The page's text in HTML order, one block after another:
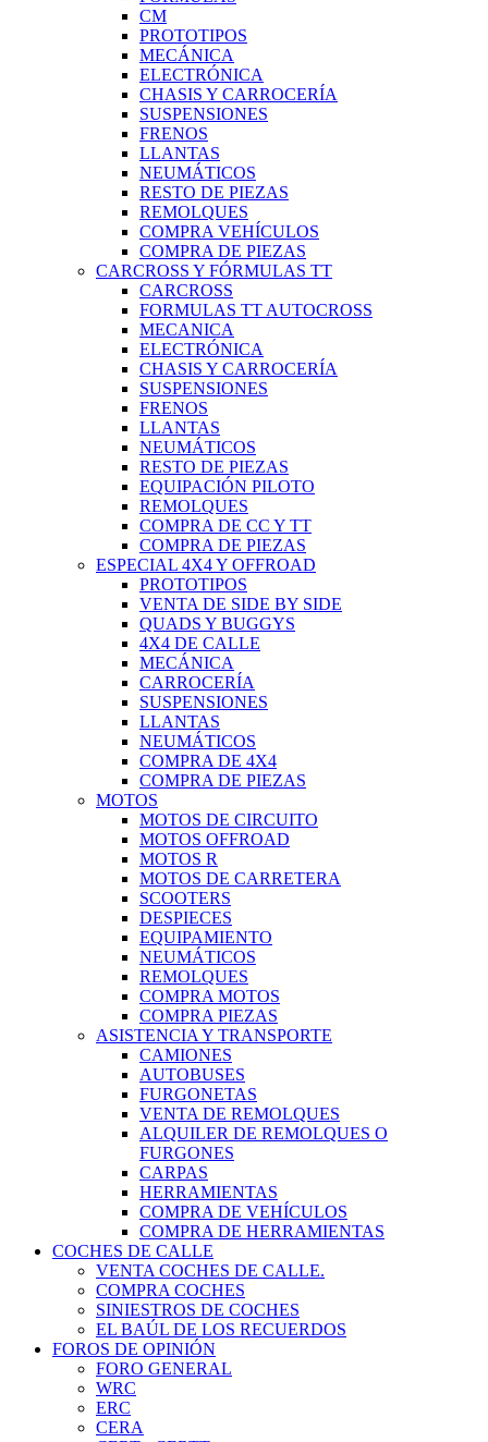
CM
PROTOTIPOS
MECÁNICA
ELECTRÓNICA
CHASIS Y CARROCERÍA
SUSPENSIONES
FRENOS
LLANTAS
NEUMÁTICOS
RESTO DE PIEZAS
REMOLQUES
COMPRA VEHÍCULOS
COMPRA DE PIEZAS
CARCROSS Y FÓRMULAS TT
CARCROSS
FORMULAS TT AUTOCROSS
MECANICA
ELECTRÓNICA
CHASIS Y CARROCERÍA
SUSPENSIONES
FRENOS
LLANTAS
NEUMÁTICOS
RESTO DE PIEZAS
EQUIPACIÓN PILOTO
REMOLQUES
COMPRA DE CC Y TT
COMPRA DE PIEZAS
ESPECIAL 4X4 Y OFFROAD
PROTOTIPOS
VENTA DE SIDE BY SIDE
QUADS Y BUGGYS
4X4 DE CALLE
MECÁNICA
CARROCERÍA
SUSPENSIONES
LLANTAS
NEUMÁTICOS
COMPRA DE 4X4
COMPRA DE PIEZAS
MOTOS
MOTOS DE CIRCUITO
MOTOS OFFROAD
MOTOS R
MOTOS DE CARRETERA
SCOOTERS
DESPIECES
EQUIPAMIENTO
NEUMÁTICOS
REMOLQUES
COMPRA MOTOS
COMPRA PIEZAS
ASISTENCIA Y TRANSPORTE
CAMIONES
AUTOBUSES
FURGONETAS
VENTA DE REMOLQUES
ALQUILER DE REMOLQUES O
FURGONES
CARPAS
HERRAMIENTAS
COMPRA DE VEHÍCULOS
COMPRA DE HERRAMIENTAS
COCHES DE CALLE
VENTA COCHES DE CALLE.
COMPRA COCHES
SINIESTROS DE COCHES
EL BAÚL DE LOS RECUERDOS
FOROS DE OPINIÓN
FORO GENERAL
WRC
ERC
CERA